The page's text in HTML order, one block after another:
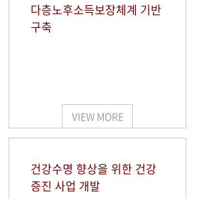
다층노후소득보장체계 기반
구축
VIEW MORE
건강수명 향상을 위한 건강
증진 사업 개발